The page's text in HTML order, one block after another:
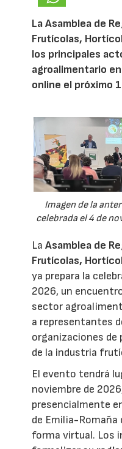
La Asamblea de
Frutícolas,
los principales
agroalimentario
online el próximo
Imagen de la
celebrada el 4 de
LaAsamblea de
Frutícolas,
ya prepara la
2026, un
sector
a representantes
organizaciones
de la industria
El evento tendrá
noviembre de
presencialmente
de Emilia-Romaña
forma virtual. Los